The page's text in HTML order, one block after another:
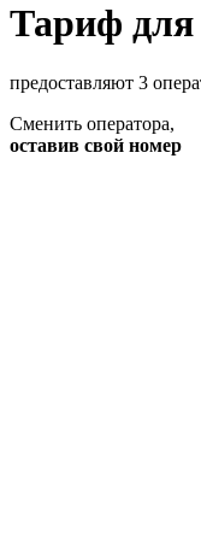
Тариф для
предоставляют 3
Сменить оператора,
оставив свой номер